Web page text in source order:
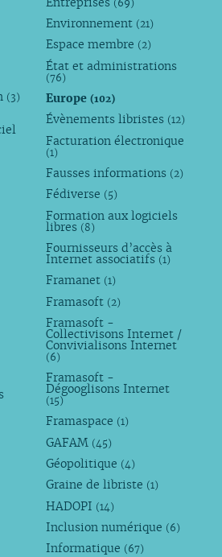
(3)
(69)
Environnement (21)
Espace membre (2)
État et administrations
(76)
Europe(102)
Évènements libristes (12)
Facturation électronique
(1)
Fausses informations (2)
Fédiverse (5)
Formation aux logiciels
libres (8)
Fournisseurs d’accès à
Internet associatifs (1)
Framanet (1)
Framasoft (2)
Framasoft -
Collectivisons Internet /
Convivialisons Internet
(6)
Framasoft -
Dégooglisons Internet
(15)
Framaspace (1)
GAFAM (45)
Géopolitique (4)
Graine de libriste (1)
HADOPI (14)
Inclusion numérique (6)
Informatique (67)